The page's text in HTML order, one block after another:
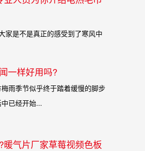
是不是真正的感受到了寒风中
一样好用吗?
季节似乎终于踏着缓慢的脚步
已经开始...
暖气片厂家草莓视频色板